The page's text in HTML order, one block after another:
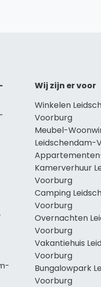
Wij zijn er voor
Winkelen
Voorburg
Meubel-
Leidschendam-
Kamerverhuur
Voorburg
Camping
Voorburg
Overnachten
Voorburg
Vakantiehuis
Voorburg
Bungalowpark
Voorburg